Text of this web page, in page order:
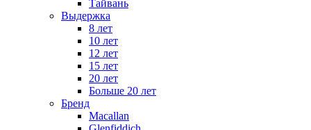
Тайвань
Выдержка
8 лет
10 лет
12 лет
15 лет
20 лет
Больше 20 лет
Бренд
Macallan